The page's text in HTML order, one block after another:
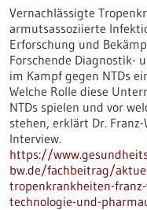
Vernachlässigte
armutsassoziierte
Erforschung und
Forschende Diagnostik-
im Kampf gegen NTDs
Welche Rolle diese
NTDs spielen und vor
stehen, erklärt Dr. Franz-
Interview.
https://
bw.de/fachbeitrag/
tropenkrankheiten-
technologie-und-